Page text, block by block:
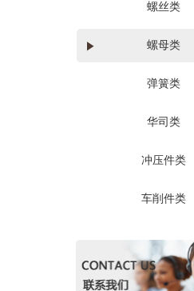
螺丝类
螺母类
弹簧类
华司类
冲压件类
车削件类